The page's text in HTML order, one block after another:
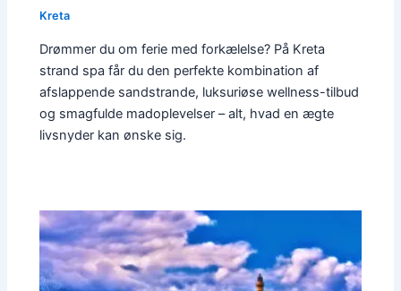
Kreta
Drømmer du om ferie med forkælelse? På Kreta
strand spa får du den perfekte kombination af
afslappende sandstrande, luksuriøse wellness-tilbud
og smagfulde madoplevelser – alt, hvad en ægte
livsnyder kan ønske sig.